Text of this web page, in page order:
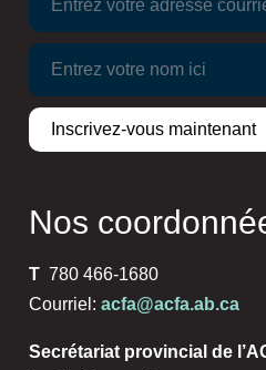
Nos
T 780 466-1680
Courriel: acfa@acfa.ab.ca
Secrétariat provincial de